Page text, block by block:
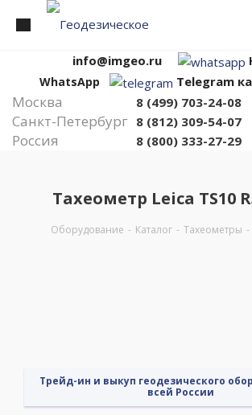
info@imgeo.ru
WhatsApp
Telegram
Москва 8 (499) 703-24-08
Санкт-Петербург 8 (812) 309-54-07
Россия 8 (800) 333-27-29
Тахеометр Leica TS10
Оборудование - Каталог - Тахеометры -
Трейд-ин и выкуп геодезического
всей России